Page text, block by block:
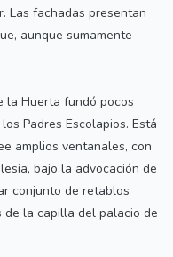
Las fachadas presentan
aunque sumamente
la Huerta fundó pocos
Padres Escolapios. Está
amplios ventanales, con
bajo la advocación de
conjunto de retablos
de la capilla del palacio de